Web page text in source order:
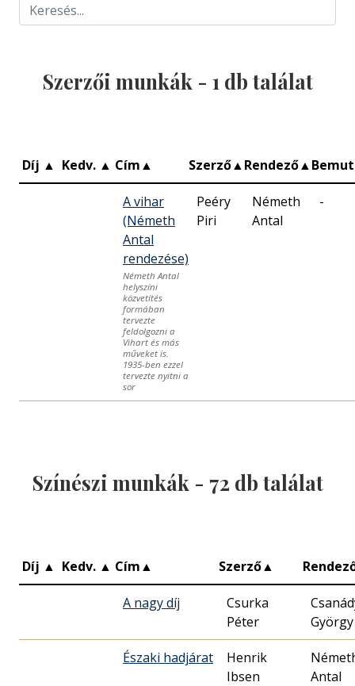
Szerzői munkák - 1 db találat
Díj ▲ Kedv. ▲ Cím▲ Szerző▲Rendező▲
A vihar
(Németh
Antal
rendezése)
Németh Antal
helyszíni
közvetítés
formában
tervezte
feldolgozni a
Vihart és más
műveket is.
1935-ben ezzel
tervezte nyitni a
sor
Peéry
Piri
Németh
Antal
-
Színészi munkák - 72 db találat
Díj ▲ Kedv. ▲ Cím▲ Szerző▲
A nagy díj
Csurka
Péter
György
Északi hadjárat
Henrik
Ibsen
Antal